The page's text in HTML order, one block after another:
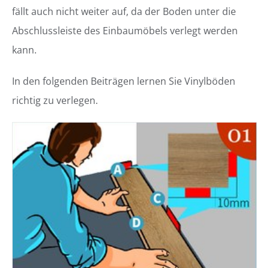
fällt auch nicht weiter auf, da der Boden unter die
Abschlussleiste des Einbaumöbels verlegt werden
kann.
In den folgenden Beiträgen lernen Sie Vinylböden
richtig zu verlegen.